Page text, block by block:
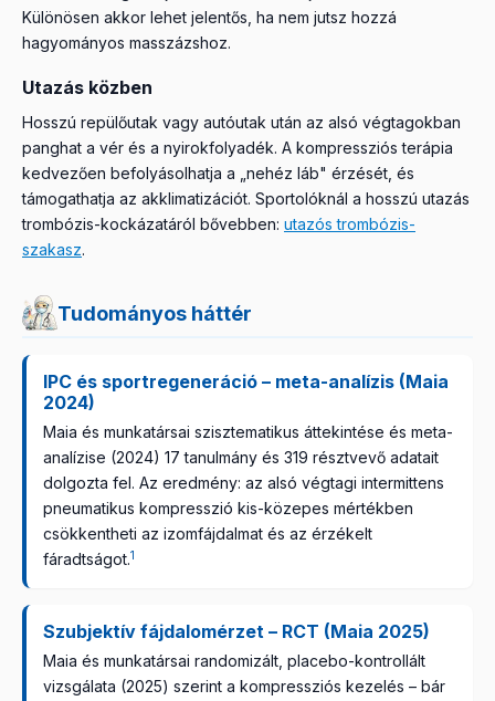
Különösen akkor lehet jelentős, ha nem jutsz hozzá
hagyományos masszázshoz.
Utazás közben
Hosszú repülőutak vagy autóutak után az alsó végtagokban
panghat a vér és a nyirokfolyadék. A kompressziós terápia
kedvezően befolyásolhatja a „nehéz láb" érzését, és
támogathatja az akklimatizációt. Sportolóknál a hosszú utazás
trombózis-kockázatáról bővebben: utazós trombózis-
szakasz.
Tudományos háttér
IPC és sportregeneráció – meta-analízis (Maia
2024)
Maia és munkatársai szisztematikus áttekintése és meta-
analízise (2024) 17 tanulmány és 319 résztvevő adatait
dolgozta fel. Az eredmény: az alsó végtagi intermittens
pneumatikus kompresszió kis-közepes mértékben
csökkentheti az izomfájdalmat és az érzékelt
fáradtságot.1
Szubjektív fájdalomérzet – RCT (Maia 2025)
Maia és munkatársai randomizált, placebo-kontrollált
vizsgálata (2025) szerint a kompressziós kezelés – bár